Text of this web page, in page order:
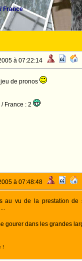
France
à 07:22:14
de pronos
France : 2
à 07:48:48
au vu de la prestation de
gourer dans les grandes
!